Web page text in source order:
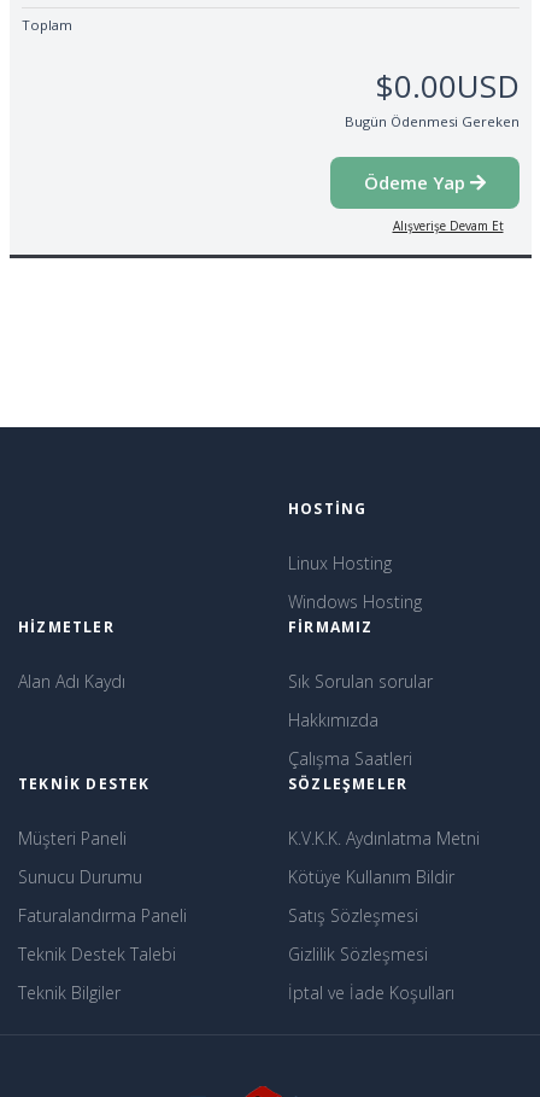
Toplam
$0.00USD
Bugün Ödenmesi Gereken
Ödeme Yap
Alışverişe Devam Et
HOSTING
Linux Hosting
Windows Hosting
HIZMETLER
Alan Adı Kaydı
FIRMAMIZ
Sık Sorulan sorular
Hakkımızda
Çalışma Saatleri
TEKNIK DESTEK
Müşteri Paneli
Sunucu Durumu
Faturalandırma Paneli
Teknik Destek Talebi
Teknik Bilgiler
SÖZLEŞMELER
K.V.K.K. Aydınlatma Metni
Kötüye Kullanım Bildir
Satış Sözleşmesi
Gizlilik Sözleşmesi
İptal ve İade Koşulları